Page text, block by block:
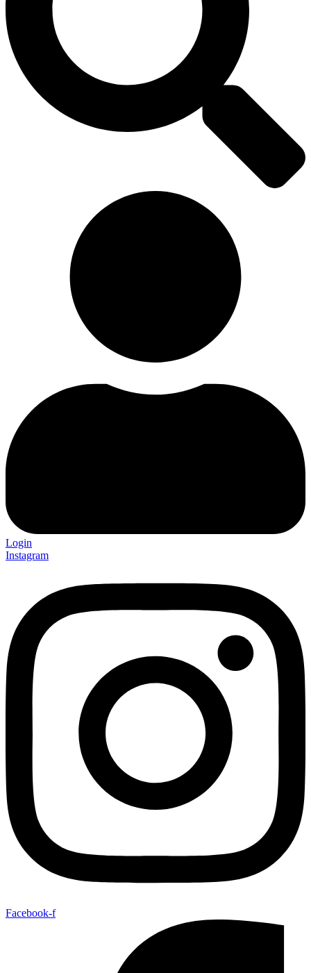
Login
Instagram
Facebook-f